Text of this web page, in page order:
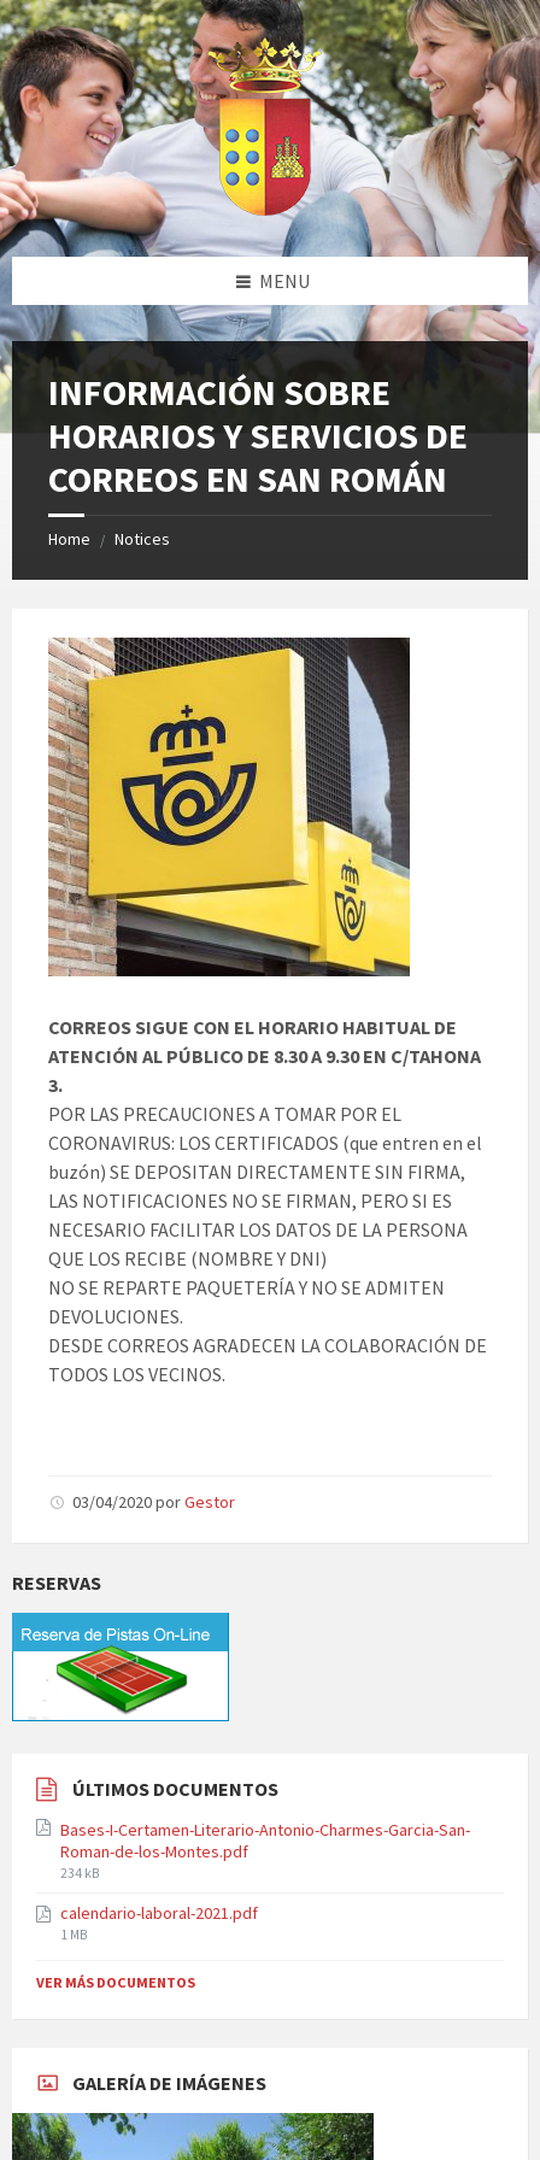
Skip
to
content
Skip
to
left
sidebar
Skip
to
right
sidebar
Skip
to
footer
MENU
INFORMACIÓN SOBRE
HORARIOS Y SERVICIOS DE
CORREOS EN SAN ROMÁN
Home / Notices
CORREOS SIGUE CON EL HORARIO HABITUAL DE
ATENCIÓN AL PÚBLICO DE 8.30 A 9.30 EN C/TAHONA
3.
POR LAS PRECAUCIONES A TOMAR POR EL
CORONAVIRUS: LOS CERTIFICADOS (que entren en el
buzón) SE DEPOSITAN DIRECTAMENTE SIN FIRMA,
LAS NOTIFICACIONES NO SE FIRMAN, PERO SI ES
NECESARIO FACILITAR LOS DATOS DE LA PERSONA
QUE LOS RECIBE (NOMBRE Y DNI)
NO SE REPARTE PAQUETERÍA Y NO SE ADMITEN
DEVOLUCIONES.
DESDE CORREOS AGRADECEN LA COLABORACIÓN DE
TODOS LOS VECINOS.
03/04/2020porGestor
RESERVAS
ÚLTIMOS DOCUMENTOS
Bases-I-Certamen-Literario-Antonio-Charmes-Garcia-San-
Roman-de-los-Montes.pdf
File
234 kB
calendario-laboral-2021.pdf
File
1 MB
VER MÁS DOCUMENTOS
GALERÍA DE IMÁGENES